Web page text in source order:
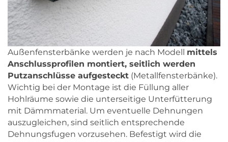
Außenfensterbänke werden je nach Modell mittels
Anschlussprofilen montiert, seitlich werden
Putzanschlüsse aufgesteckt (Metallfensterbänke).
Wichtig bei der Montage ist die Füllung aller
Hohlräume sowie die unterseitige Unterfütterung
mit Dämmmaterial. Um eventuelle Dehnungen
auszugleichen, sind seitlich entsprechende
Dehnungsfugen vorzusehen. Befestigt wird die